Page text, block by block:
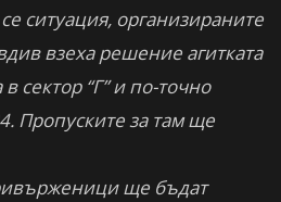
ситуация, организираните
взеха решение агитката
сектор “Г” и по-точно
Пропуските за там ще
ще бъдат